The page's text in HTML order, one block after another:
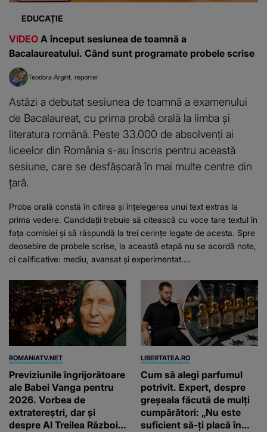
EDUCAȚIE
VIDEO A început sesiunea de toamnă a
Bacalaureatului. Când sunt programate probele scrise
Teodora Argint reporter
Astăzi a debutat sesiunea de toamnă a examenului
de Bacalaureat, cu prima probă orală la limba și
literatura română. Peste 33.000 de absolvenți ai
liceelor din România s-au înscris pentru această
sesiune, care se desfășoară în mai multe centre din
țară.
Proba orală constă în citirea și înțelegerea unui text extras la
prima vedere. Candidații trebuie să citească cu voce tare textul în
fața comisiei și să răspundă la trei cerințe legate de acesta. Spre
deosebire de probele scrise, la această etapă nu se acordă note,
ci calificative: mediu, avansat și experimentat....
ROMANIATV.NET
Previziunile îngrijorătoare
ale Babei Vanga pentru
2026. Vorbea de
extratereștri, dar și
despre Al Treilea Război
LIBERTATEA.RO
Cum să alegi parfumul
potrivit. Expert, despre
greșeala făcută de mulți
cumpărători: „Nu este
suficient să-ți placă în